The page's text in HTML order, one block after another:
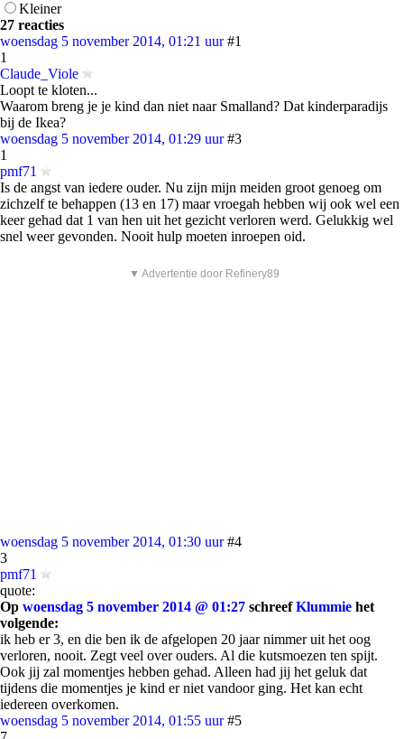
Kleiner
27 reacties
woensdag 5 november 2014, 01:21 uur #1
1
Claude_Viole
Loopt te kloten...
Waarom breng je je kind dan niet naar Smalland? Dat kinderparadijs
bij de Ikea?
woensdag 5 november 2014, 01:29 uur #3
1
pmf71
Is de angst van iedere ouder. Nu zijn mijn meiden groot genoeg om
zichzelf te behappen (13 en 17) maar vroegah hebben wij ook wel een
keer gehad dat 1 van hen uit het gezicht verloren werd. Gelukkig wel
snel weer gevonden. Nooit hulp moeten inroepen oid.
▼ Advertentie door Refinery89
woensdag 5 november 2014, 01:30 uur #4
3
pmf71
quote:
Op woensdag 5 november 2014 @ 01:27 schreefKlummie het
volgende:
ik heb er 3, en die ben ik de afgelopen 20 jaar nimmer uit het oog
verloren, nooit. Zegt veel over ouders. Al die kutsmoezen ten spijt.
Ook jij zal momentjes hebben gehad. Alleen had jij het geluk dat
tijdens die momentjes je kind er niet vandoor ging. Het kan echt
iedereen overkomen.
woensdag 5 november 2014, 01:55 uur #5